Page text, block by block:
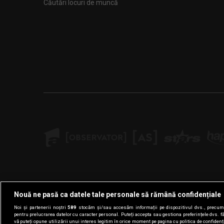
Căutări locuri de muncă
Nouă ne pasă ca datele tale personale să rămână confidențiale
Noi și partenerii noștri589 stocăm și/sau accesăm informații pe dispozitivul dvs.,
pentru prelucrarea datelor cu caracter personal. Puteți accepta sau gestiona preferințele dvs.
vă puteți opune utilizării unui interes legitim în orice moment pe pagina cu politica de